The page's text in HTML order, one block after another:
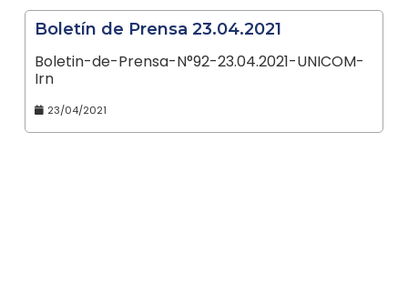
Boletín de Prensa 23.04.2021
Boletin-de-Prensa-N°92-23.04.2021-UNICOM-
Irn
23/04/2021